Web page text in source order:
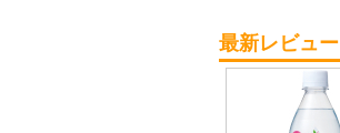
最新レビュー